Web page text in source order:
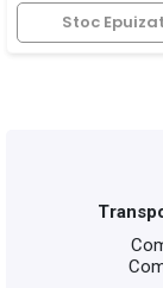
Stoc Epuizat